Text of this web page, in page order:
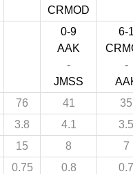
CRMOD
0-9
AAK
-
JMSS
6-
-
76 41
35
3.8 4.1
3.5
15 8
7
0.75 0.8
0.7